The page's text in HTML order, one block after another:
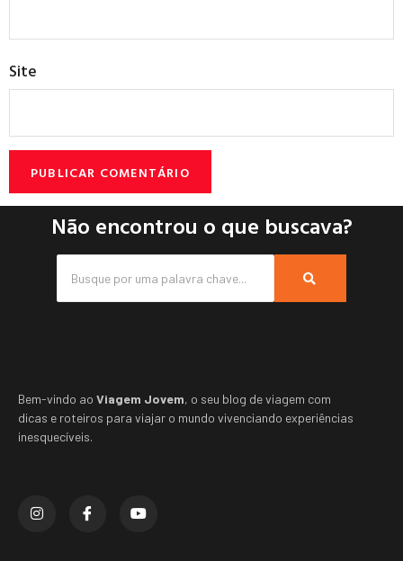
Site
Não encontrou o que buscava?
Bem-vindo ao Viagem Jovem, o seu blog de viagem com
dicas e roteiros para viajar o mundo vivenciando experiências
inesquecíveis.